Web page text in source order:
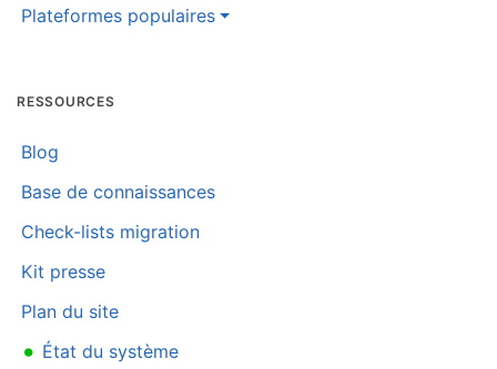
Plateformes populaires
RESSOURCES
Blog
Base de connaissances
Check-lists migration
Kit presse
Plan du site
• État du système